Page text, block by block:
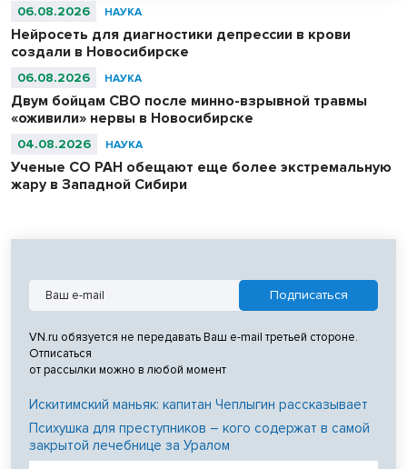
06.08.2026 НАУКА
Нейросеть для диагностики депрессии в крови
создали в Новосибирске
06.08.2026 НАУКА
Двум бойцам СВО после минно-взрывной травмы
«оживили» нервы в Новосибирске
04.08.2026 НАУКА
Ученые СО РАН обещают еще более экстремальную
жару в Западной Сибири
VN.ru обязуется не передавать Ваш e-mail третьей стороне.
Отписаться
от рассылки можно в любой момент
Искитимский маньяк: капитан Чеплыгин рассказывает
Психушка для преступников – кого содержат в самой
закрытой лечебнице за Уралом